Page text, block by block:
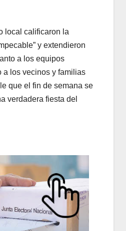
local calificaron la
y extendieron
a los equipos
a los vecinos y familias
que el fin de semana se
verdadera fiesta del